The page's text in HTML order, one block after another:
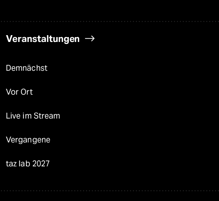
Veranstaltungen
Demnächst
Vor Ort
Live im Stream
Vergangene
taz lab 2027